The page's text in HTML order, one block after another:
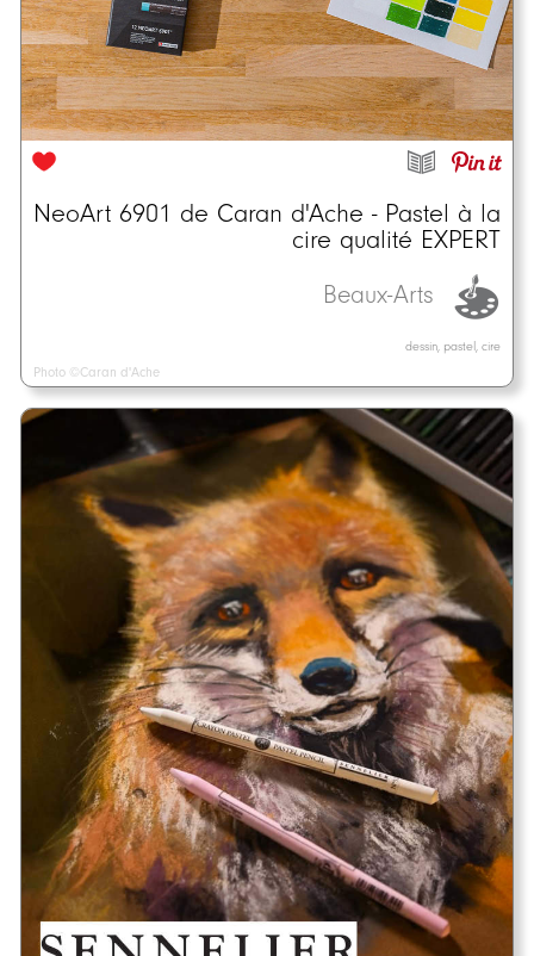
NeoArt 6901 de Caran d'Ache - Pastel à la
cire qualité EXPERT
Beaux-Arts
dessin, pastel, cire
Photo ©Caran d'Ache